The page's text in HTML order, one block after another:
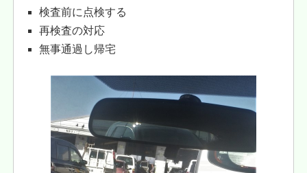
検査前に点検する
再検査の対応
無事通過し帰宅